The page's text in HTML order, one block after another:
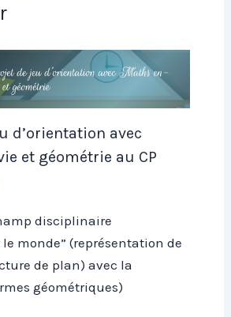
d’orientation avec
et géométrie au CP
disciplinaire
le monde” (représentation de
de plan) avec la
géométriques)